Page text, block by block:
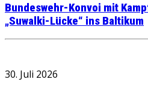
Bundeswehr-Konvoi mit
„Suwalki-Lücke“ ins Baltikum
30. Juli 2026